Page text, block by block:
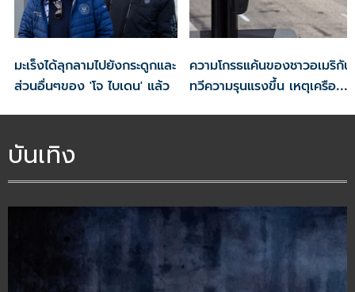
มะเร็งได้ลุกลามไปยังกระดูกและ
ส่วนอื่นๆของ 'โจ ไบเดน' แล้ว
ความโกรธแค้นของชาวอเมริกัน
ทวีความรุนแรงขึ้น เหตุเครือ
บันเทิง